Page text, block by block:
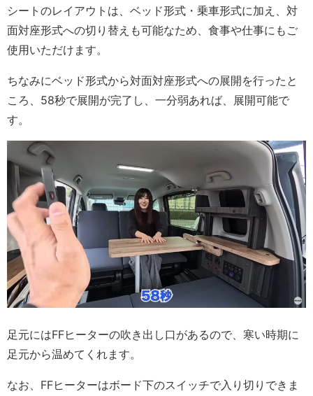
シートのレイアウトは、ベッド形式・乗車形式に加え、対
面対座形式への切り替えも可能なため、食事や仕事にもご
使用いただけます。
ちなみにベッド形式から対面対座形式への展開を行ったと
ころ、58秒で展開が完了し、一分弱あれば、展開可能で
す。
足元にはFFヒーターの吹き出し口があるので、寒い時期に
足元から温めてくれます。
なお、FFヒーターはボード下のスイッチで入り切りできま